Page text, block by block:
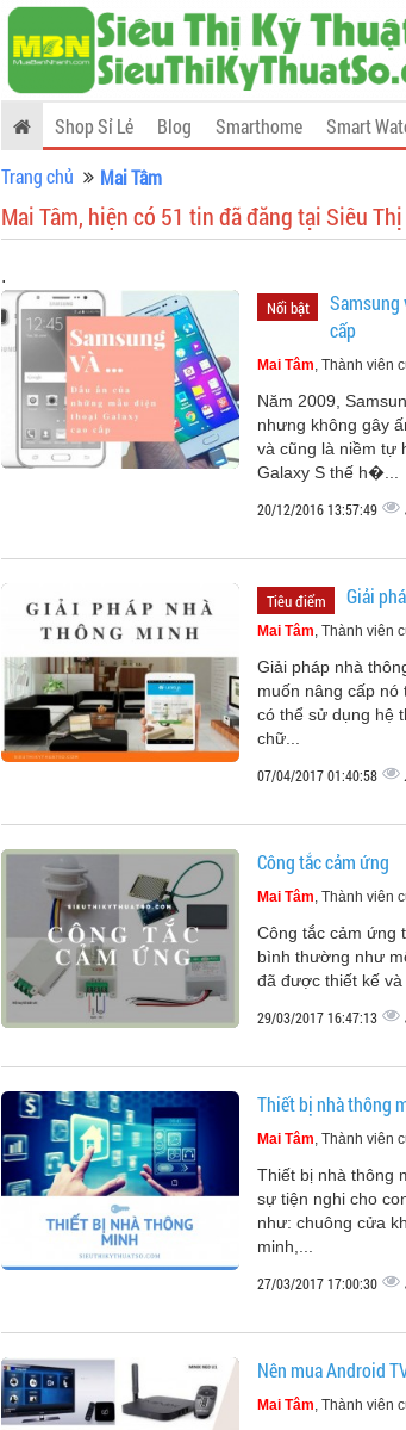
Shop Sỉ Lẻ Blog Smarthome Smart
Trang chủ
Mai Tâm
Mai Tâm, hiện có 51 tin đã đăng tại Siêu
.
Nổi bật
Samsung
cấp
Mai Tâm, Thành viên
Năm 2009,
nhưng không gây
và cũng là niềm tự
Galaxy S thế h�...
20/12/2016 13:57:49
Tiêu điểm Giải
Mai Tâm, Thành viên
Giải pháp nhà
muốn nâng cấp nó
có thể sử dụng hệ
chữ...
07/04/2017 01:40:58
Công tắc cảm ứng
Mai Tâm, Thành viên
Công tắc cảm ứng
bình thường như
đã được thiết kế
29/03/2017 16:47:13
Thiết bị nhà thông
Mai Tâm, Thành viên
Thiết bị nhà thông
sự tiện nghi cho
như: chuông cửa
minh,...
27/03/2017 17:00:30
Nên mua Android
Mai Tâm, Thành viên